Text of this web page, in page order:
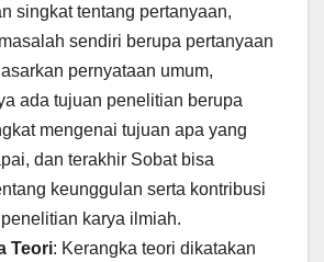
singkat tentang pertanyaan,
sendiri berupa pertanyaan
pernyataan umum,
ada tujuan penelitian berupa
mengenai tujuan apa yang
dan terakhir Sobat bisa
keunggulan serta kontribusi
karya ilmiah.
Teori: Kerangka teori dikatakan